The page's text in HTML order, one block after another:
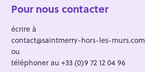
Pour nous contacter
écrire à
contact@saintmerry-hors-les-murs.com
ou
téléphoner au +33 (0)9 72 12 04 96